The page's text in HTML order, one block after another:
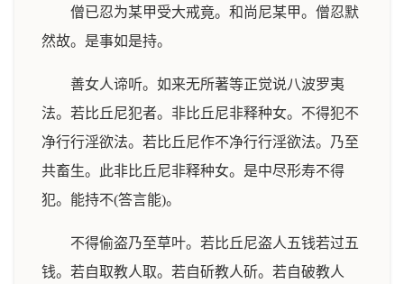
僧已忍为某甲受大戒竟。和尚尼某甲。僧忍默
然故。是事如是持。
善女人谛听。如来无所著等正觉说八波罗夷
法。若比丘尼犯者。非比丘尼非释种女。不得犯不
净行行淫欲法。若比丘尼作不净行行淫欲法。乃至
共畜生。此非比丘尼非释种女。是中尽形寿不得
犯。能持不(答言能)。
不得偷盗乃至草叶。若比丘尼盗人五钱若过五
钱。若自取教人取。若自斫教人斫。若自破教人